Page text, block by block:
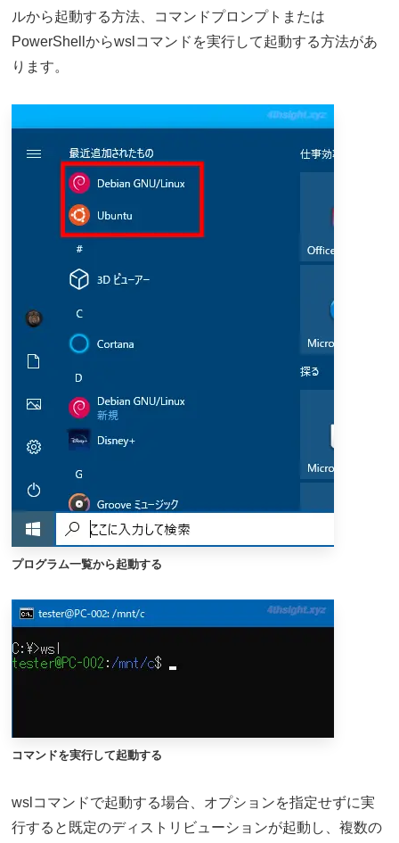
ルから起動する方法、コマンドプロンプトまたは
PowerShellからwslコマンドを実行して起動する方法があ
ります。
プログラム一覧から起動する
コマンドを実行して起動する
wslコマンドで起動する場合、オプションを指定せずに実
行すると既定のディストリビューションが起動し、複数の